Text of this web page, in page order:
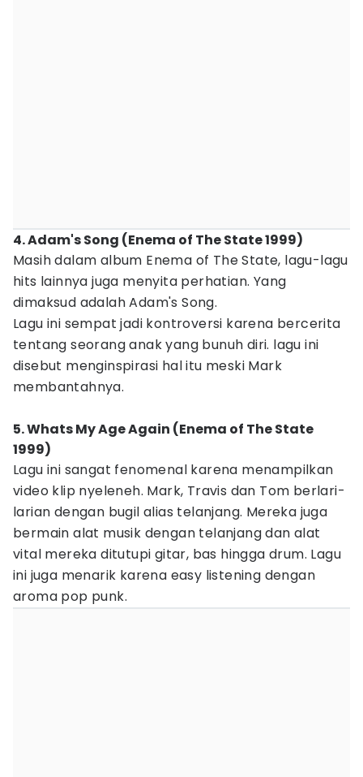
4. Adam's Song (Enema of The State 1999)
Masih dalam album Enema of The State, lagu-lagu
hits lainnya juga menyita perhatian. Yang
dimaksud adalah Adam's Song.
Lagu ini sempat jadi kontroversi karena bercerita
tentang seorang anak yang bunuh diri. lagu ini
disebut menginspirasi hal itu meski Mark
membantahnya.
5. Whats My Age Again (Enema of The State
1999)
Lagu ini sangat fenomenal karena menampilkan
video klip nyeleneh. Mark, Travis dan Tom berlari-
larian dengan bugil alias telanjang. Mereka juga
bermain alat musik dengan telanjang dan alat
vital mereka ditutupi gitar, bas hingga drum. Lagu
ini juga menarik karena easy listening dengan
aroma pop punk.